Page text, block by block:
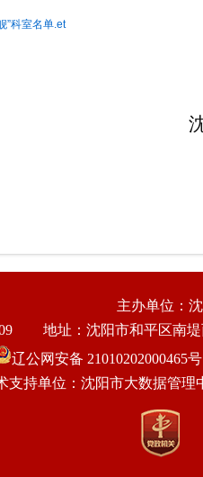
”科室名单.et
生健
主办单位：
地址：沈阳市和平区南堤
辽公网安备 21010202000465号
支持单位：沈阳市大数据管理